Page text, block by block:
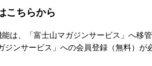
こちらから
は、「富士山マガジンサービス」へ移
ジンサービス」への会員登録（無料）が